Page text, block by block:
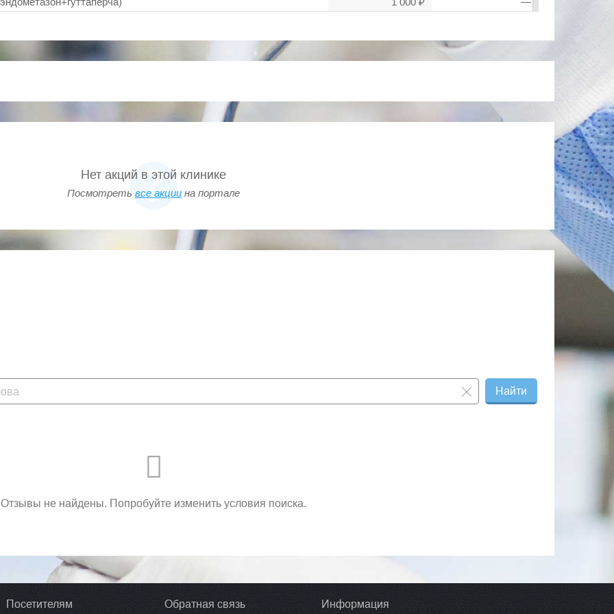
Витребонд. 200 ₽ —
я обработка) 500 ₽ —
Нет акций в этой клинике
Посмотреть все акции на портале
Найти
Отзывы не найдены. Попробуйте изменить условия поиска.
Посетителям Обратная связь Информация